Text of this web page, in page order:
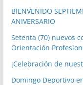
BIENVENIDO
ANIVERSARIO
Setenta (70) nuevos
Orientación
¡Celebración de
Domingo Deportivo